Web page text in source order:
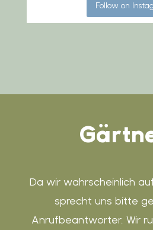
Follow on
Da wir wahrscheinlich
sprecht uns bitte
Anrufbeantworter. Wir